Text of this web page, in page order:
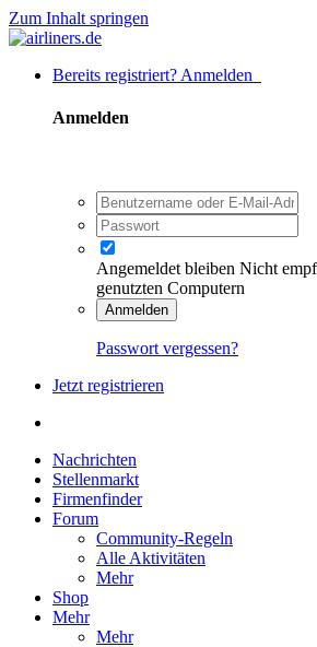
Zum Inhalt springen
Bereits registriert? Anmelden
Anmelden
Angemeldet bleiben Nicht
genutzten Computern
Anmelden
Passwort vergessen?
Jetzt registrieren
Nachrichten
Stellenmarkt
Firmenfinder
Forum
Community-Regeln
Alle Aktivitäten
Mehr
Shop
Mehr
Mehr